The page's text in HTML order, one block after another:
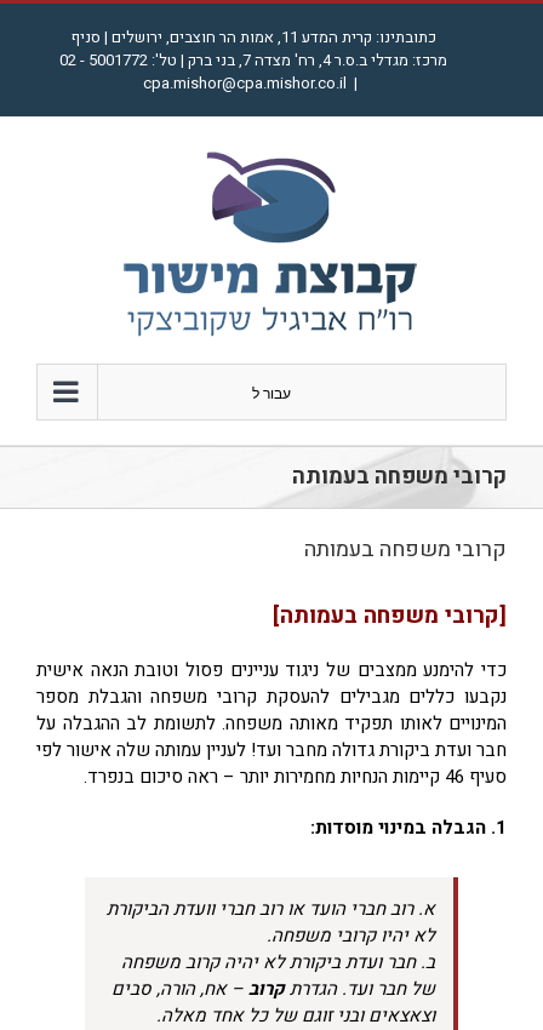
דלג
כתובתינו: קרית המדע 11, אמות הר חוצבים, ירושלים | סניף
מרכז: מגדלי ב.ס.ר 4, רח' מצדה 7, בני ברק | טל': 5001772 - 02
|
cpa.mishor@cpa.mishor.co.il
עבור ל
קרובי משפחה בעמותה
קרובי משפחה בעמותה
[קרובי משפחה בעמותה]
כדי להימנע ממצבים של ניגוד עניינים פסול וטובת הנאה אישית
נקבעו כללים מגבילים להעסקת קרובי משפחה והגבלת מספר
המינויים לאותו תפקיד מאותה משפחה. לתשומת לב ההגבלה על
חבר ועדת ביקורת גדולה מחבר ועד! לעניין עמותה שלה אישור לפי
סעיף 46 קיימות הנחיות מחמירות יותר – ראה סיכום בנפרד.
1. הגבלה במינוי מוסדות:
א. רוב חברי הועד או רוב חברי וועדת הביקורת
לא יהיו קרובי משפחה.
ב. חבר ועדת ביקורת לא יהיה קרוב משפחה
של חבר ועד. הגדרתקרוב– אח, הורה, סבים
וצאצאים ובני זוגם של כל אחד מאלה.